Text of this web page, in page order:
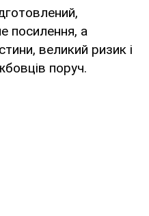
посилення, а
великий ризик і
поруч.